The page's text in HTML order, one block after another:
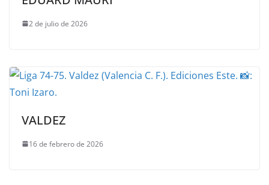
2 de julio de 2026
VALDEZ
16 de febrero de 2026